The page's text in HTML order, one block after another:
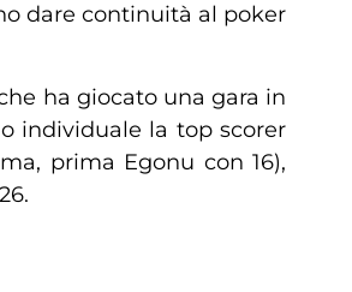
dare continuità al poker
ha giocato una gara in
individuale la top scorer
prima Egonu con 16),